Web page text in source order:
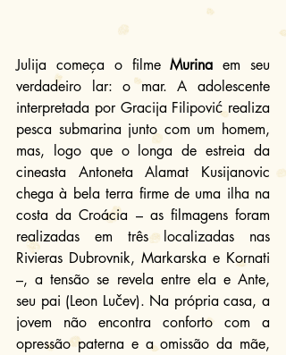
Julija começa o filme Murina em seu
verdadeiro lar: o mar. A adolescente
interpretada por Gracija Filipović realiza
pesca submarina junto com um homem,
mas, logo que o longa de estreia da
cineasta Antoneta Alamat Kusijanovic
chega à bela terra firme de uma ilha na
costa da Croácia – as filmagens foram
realizadas em três localizadas nas
Rivieras Dubrovnik, Markarska e Kornati
–, a tensão se revela entre ela e Ante,
seu pai (Leon Lučev). Na própria casa, a
jovem não encontra conforto com a
opressão paterna e a omissão da mãe,